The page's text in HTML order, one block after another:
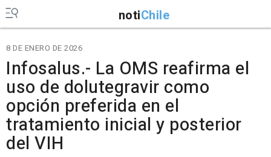
notiChile
8 DE ENERO DE 2026
Infosalus.- La OMS reafirma el
uso de dolutegravir como
opción preferida en el
tratamiento inicial y posterior
del VIH